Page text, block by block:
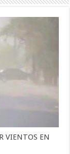
VIENTOS EN